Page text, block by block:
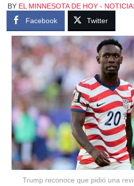
BY EL MINNESOTA DE HOY -
Facebook
Twitter
Trump reconoce que pidió una